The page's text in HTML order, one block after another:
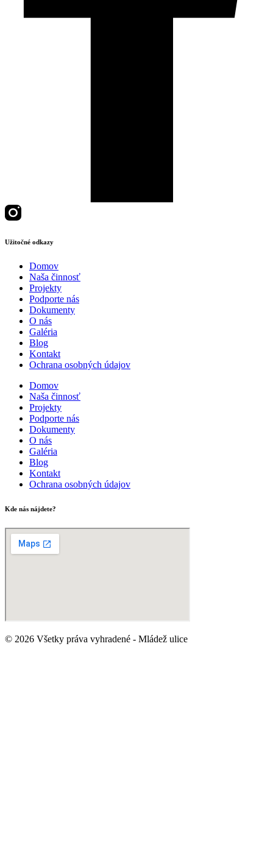
Užitočné odkazy
Domov
Naša činnosť
Projekty
Podporte nás
Dokumenty
O nás
Galéria
Blog
Kontakt
Ochrana osobných údajov
Domov
Naša činnosť
Projekty
Podporte nás
Dokumenty
O nás
Galéria
Blog
Kontakt
Ochrana osobných údajov
Kde nás nájdete?
© 2026 Všetky práva vyhradené - Mládež ulice